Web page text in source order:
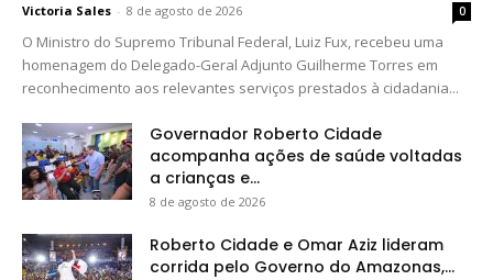
Victoria Sales - 8 de agosto de 2026 0
O Ministro do Supremo Tribunal Federal, Luiz Fux, recebeu uma
homenagem do Delegado-Geral Adjunto Guilherme Torres em
reconhecimento aos relevantes serviços prestados à cidadania...
Governador Roberto Cidade
acompanha ações de saúde voltadas
a crianças e...
8 de agosto de 2026
Roberto Cidade e Omar Aziz lideram
corrida pelo Governo do Amazonas,...